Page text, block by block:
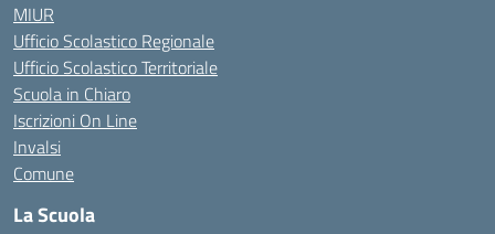
MIUR
Ufficio Scolastico Regionale
Ufficio Scolastico Territoriale
Scuola in Chiaro
Iscrizioni On Line
Invalsi
Comune
La Scuola